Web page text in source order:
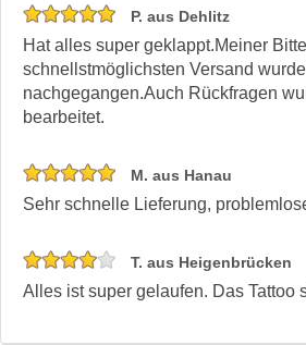
P. aus Dehlitz
Hat alles super geklappt.Meiner
schnellstmöglichsten Versand
nachgegangen.Auch Rückfragen
bearbeitet.
M. aus Hanau
Sehr schnelle Lieferung,
T. aus Heigenbrücken
Alles ist super gelaufen. Das Tattoo